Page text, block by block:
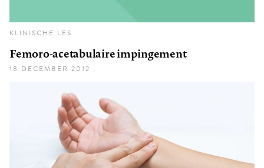
KLINISCHE LES
Femoro-acetabulaire impingement
18 DECEMBER 2012